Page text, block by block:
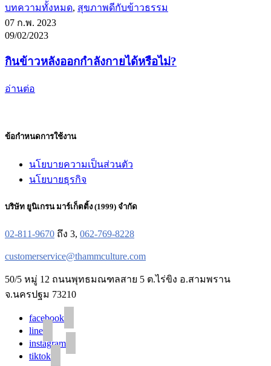
บทความทั้งหมด, สุขภาพดีกับข้าวธรรม
07 ก.พ. 2023
09/02/2023
กินข้าวหลังออกกำลังกายได้หรือไม่?
อ่านต่อ
ข้อกำหนดการใช้งาน
นโยบายความเป็นส่วนตัว
นโยบายธุรกิจ
บริษัท ยูนิเกรน มาร์เก็ตติ้ง (1999) จำกัด
02-811-9670 ถึง 3, 062-769-8228
customerservice@thammculture.com
50/5 หมู่ 12 ถนนพุทธมณฑลสาย 5 ต.ไร่ขิง อ.สามพราน
จ.นครปฐม 73210
facebook
line
instagram
tiktok